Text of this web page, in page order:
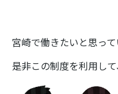
宮崎で働きたいと思っ
是非この制度を利用し